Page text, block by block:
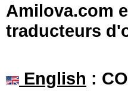
Amilova.com
traducteurs
English :